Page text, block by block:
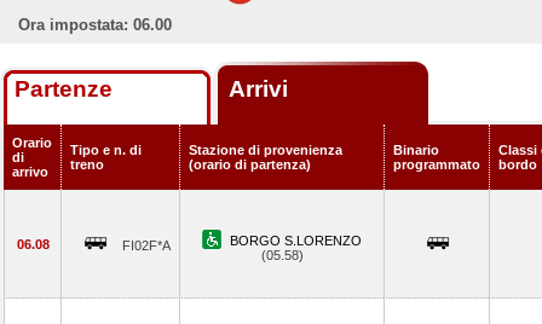
Ora impostata: 06.00
Partenze Arrivi
Orario
di
arrivo
Tipo e n. di
treno
Stazione di provenienza
(orario di partenza)
Binario
programmato
Classi
bordo
06.08 FI02F*A
BORGO S.LORENZO
(05.58)